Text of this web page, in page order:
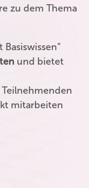
zu dem Thema
und bietet
mitarbeiten